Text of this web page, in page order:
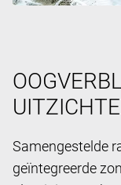
Samengestelde
geïntegreerde